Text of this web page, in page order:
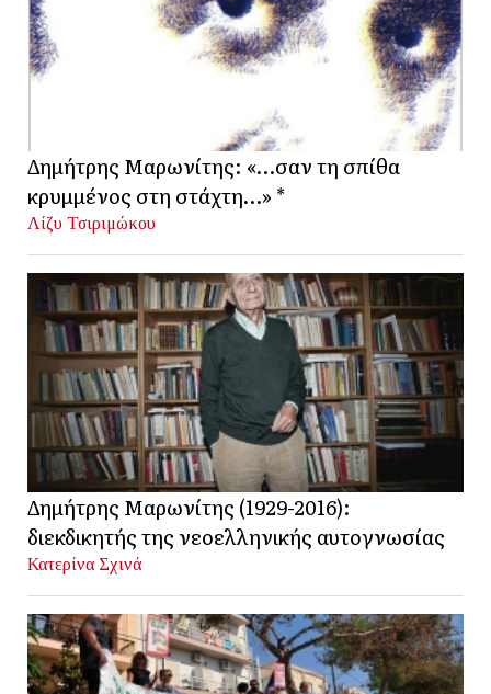
Δημήτρης Μαρωνίτης: «…σαν τη σπίθα
κρυμμένος στη στάχτη…» *
Λίζυ Τσιριμώκου
Δημήτρης Μαρωνίτης (1929-2016):
διεκδικητής της νεοελληνικής αυτογνωσίας
Κατερίνα Σχινά